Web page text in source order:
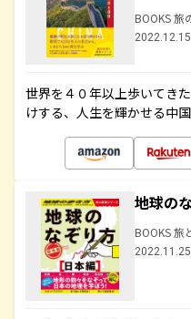
BOOKS 旅
世界を４０年以上歩いてき
けする、人生を輝かせる中
地球の
BOOKS 旅